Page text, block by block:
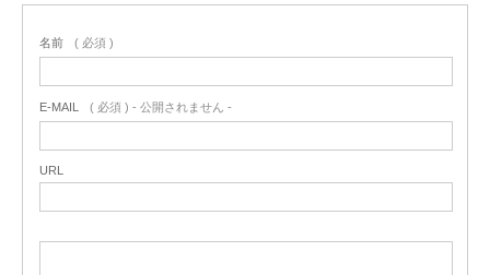
名前 ( 必須 )
E-MAIL ( 必須 ) - 公開されません -
URL